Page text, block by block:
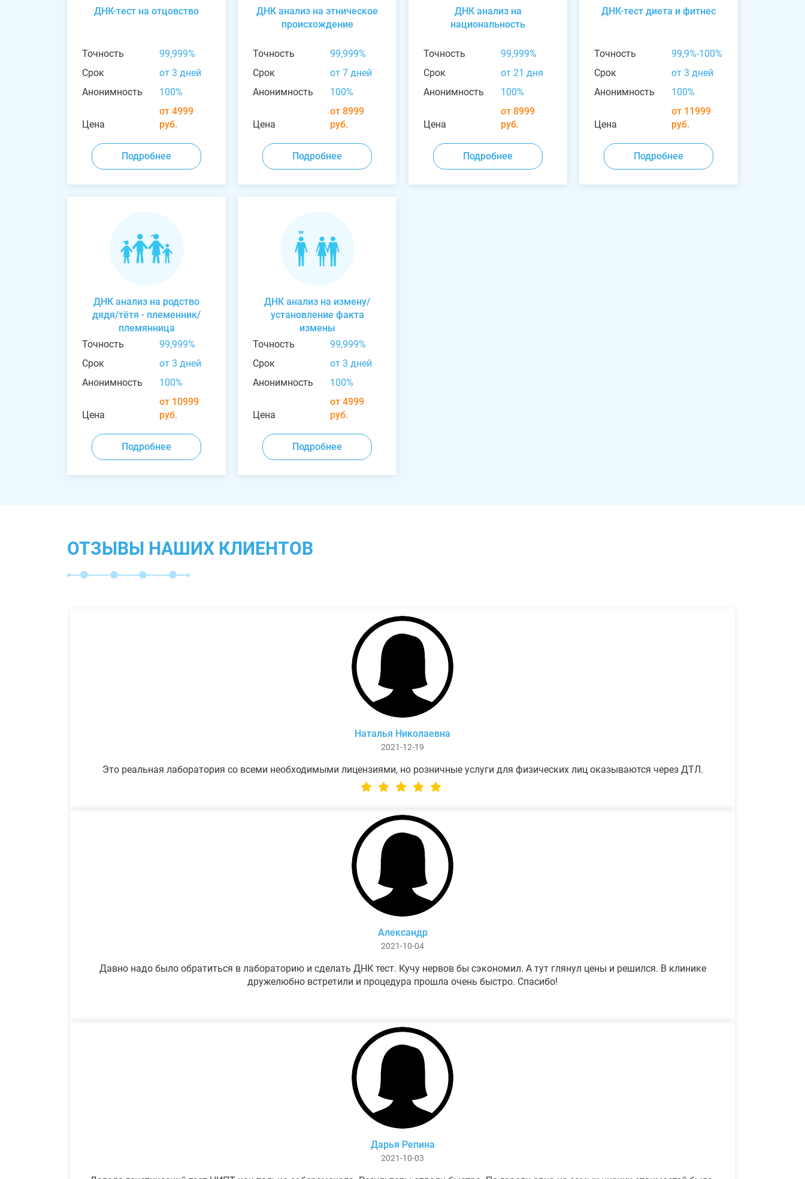
ДНК-тест на отцовство
Точность
99,999%
Срок
от 3 дней
Анонимность
100%
Цена
от 4999
руб.
Подробнее
ДНК анализ на этническое
происхождение
Точность
99,999%
Срок
от 7 дней
Анонимность
100%
Цена
от 8999
руб.
Подробнее
ДНК анализ на
национальность
Точность
99,999%
Срок
от 21 дня
Анонимность
100%
Цена
от 8999
руб.
Подробнее
ДНК-тест диета и фитнес
Точность
99,9%-100%
Срок
от 3 дней
Анонимность
100%
Цена
от 11999
руб.
Подробнее
ДНК анализ на родство
дядя/тётя - племенник/
племянница
Точность
99,999%
Срок
от 3 дней
Анонимность
100%
Цена
от 10999
руб.
Подробнее
ДНК анализ на измену/
установление факта
измены
Точность
99,999%
Срок
от 3 дней
Анонимность
100%
Цена
от 4999
руб.
Подробнее
ОТЗЫВЫ НАШИХ КЛИЕНТОВ
Наталья Николаевна
2021-12-19
Это реальная лаборатория со всеми необходимыми лицензиями, но розничные услуги для физических лиц оказываются через ДТЛ.
Александр
2021-10-04
Давно надо было обратиться в лабораторию и сделать ДНК тест. Кучу нервов бы сэкономил. А тут глянул цены и решился. В клинике
дружелюбно встретили и процедура прошла очень быстро. Спасибо!
Дарья Репина
2021-10-03